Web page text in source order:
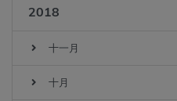
2018
十一月
十月